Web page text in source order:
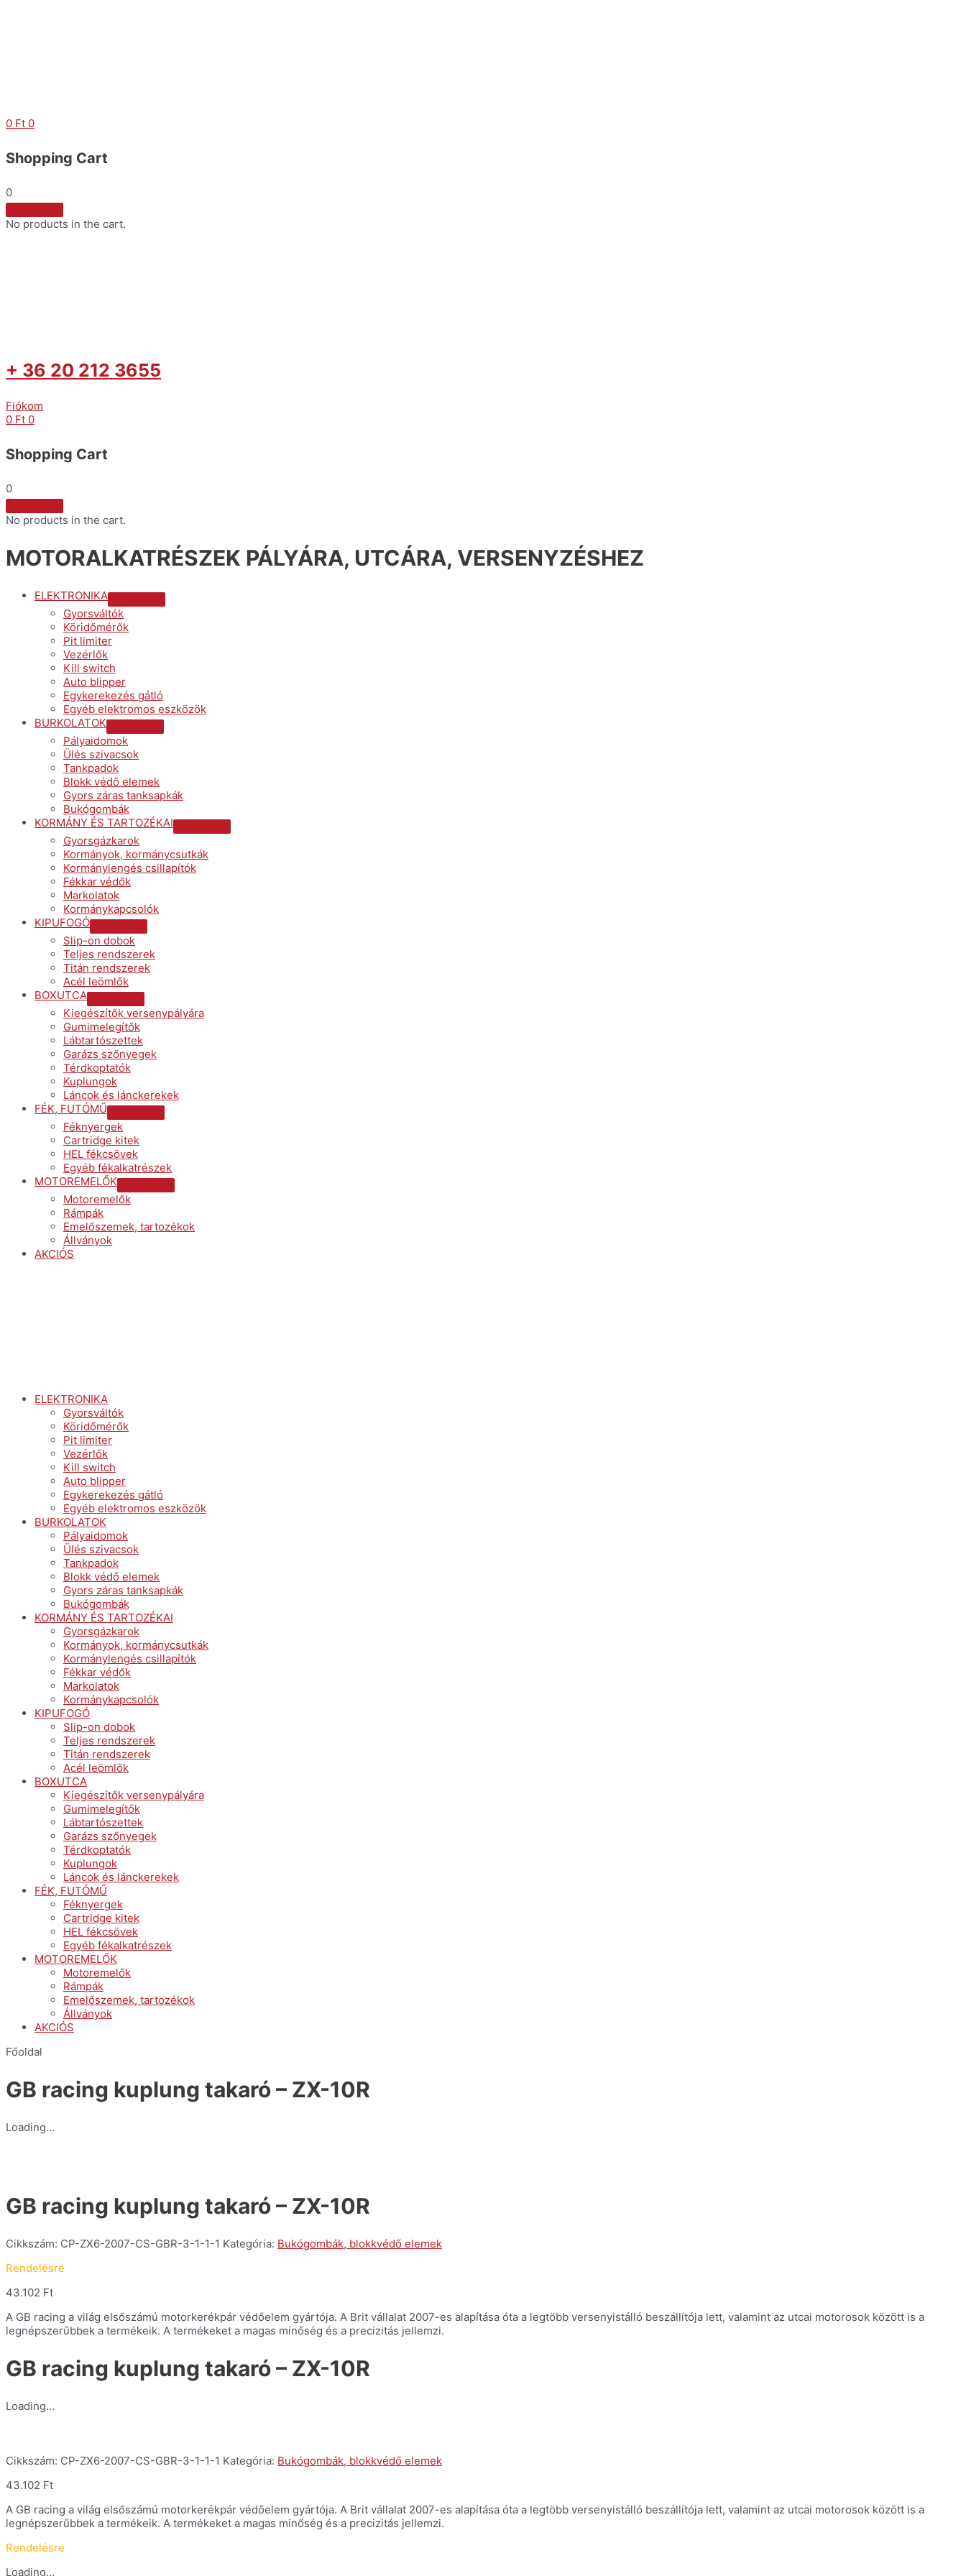
0 Ft 0
Shopping Cart
0
No products in the cart.
+ 36 20 212 3655
Fiókom
0 Ft 0
Shopping Cart
0
No products in the cart.
MOTORALKATRÉSZEK PÁLYÁRA, UTCÁRA, VERSENYZÉSHEZ
ELEKTRONIKA
Menu
Gyorsváltók
Köridőmérők
Pit limiter
Vezérlők
Kill switch
Auto blipper
Egykerekezés gátló
Egyéb elektromos eszközök
BURKOLATOK
Menu
Pályaidomok
Ülés szivacsok
Tankpadok
Blokk védő elemek
Gyors záras tanksapkák
Bukógombák
KORMÁNY ÉS TARTOZÉKAI
Menu
Gyorsgázkarok
Kormányok, kormánycsutkák
Kormánylengés csillapítók
Fékkar védők
Markolatok
Kormánykapcsolók
KIPUFOGÓ
Menu
Toggle
Slip-on dobok
Teljes rendszerek
Titán rendszerek
Acél leömlők
BOXUTCA
Menu
Toggle
Kiegészítők versenypályára
Gumimelegítők
Lábtartószettek
Garázs szőnyegek
Térdkoptatók
Kuplungok
Láncok és lánckerekek
FÉK, FUTÓMŰ
Menu
Féknyergek
Cartridge kitek
HEL fékcsövek
Egyéb fékalkatrészek
MOTOREMELŐK
Menu
Motoremelők
Rámpák
Emelőszemek, tartozékok
Állványok
AKCIÓS
ELEKTRONIKA
Gyorsváltók
Köridőmérők
Pit limiter
Vezérlők
Kill switch
Auto blipper
Egykerekezés gátló
Egyéb elektromos eszközök
BURKOLATOK
Pályaidomok
Ülés szivacsok
Tankpadok
Blokk védő elemek
Gyors záras tanksapkák
Bukógombák
KORMÁNY ÉS TARTOZÉKAI
Gyorsgázkarok
Kormányok, kormánycsutkák
Kormánylengés csillapítók
Fékkar védők
Markolatok
Kormánykapcsolók
KIPUFOGÓ
Slip-on dobok
Teljes rendszerek
Titán rendszerek
Acél leömlők
BOXUTCA
Kiegészítők versenypályára
Gumimelegítők
Lábtartószettek
Garázs szőnyegek
Térdkoptatók
Kuplungok
Láncok és lánckerekek
FÉK, FUTÓMŰ
Féknyergek
Cartridge kitek
HEL fékcsövek
Egyéb fékalkatrészek
MOTOREMELŐK
Motoremelők
Rámpák
Emelőszemek, tartozékok
Állványok
AKCIÓS
Főoldal
GB racing kuplung takaró – ZX-10R
Loading...
GB racing kuplung takaró – ZX-10R
Cikkszám: CP-ZX6-2007-CS-GBR-3-1-1-1 Kategória: Bukógombák, blokkvédő elemek
Rendelésre
43.102 Ft
A GB racing a világ elsőszámú motorkerékpár védőelem gyártója. A Brit vállalat 2007-es alapítása óta a legtöbb versenyistálló beszállítója lett, valamint az utcai motorosok között is a
legnépszerűbbek a termékeik. A termékeket a magas minőség és a precizitás jellemzi.
GB racing kuplung takaró – ZX-10R
Loading...
Cikkszám: CP-ZX6-2007-CS-GBR-3-1-1-1 Kategória: Bukógombák, blokkvédő elemek
43.102 Ft
A GB racing a világ elsőszámú motorkerékpár védőelem gyártója. A Brit vállalat 2007-es alapítása óta a legtöbb versenyistálló beszállítója lett, valamint az utcai motorosok között is a
legnépszerűbbek a termékeik. A termékeket a magas minőség és a precizitás jellemzi.
Rendelésre
Loading...